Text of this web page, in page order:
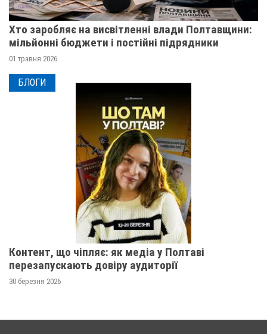
Хто заробляє на висвітленні влади Полтавщини:
мільйонні бюджети і постійні підрядники
01 травня 2026
БЛОГИ
Контент, що чіпляє: як медіа у Полтаві
перезапускають довіру аудиторії
30 березня 2026